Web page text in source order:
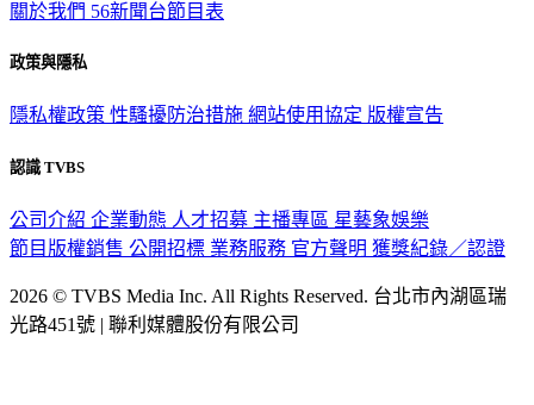
關於我們 56新聞台節目表
政策與隱私
隱私權政策 性騷擾防治措施 網站使用協定 版權宣告
認識 TVBS
公司介紹 企業動態 人才招募 主播專區 星藝象娛樂
節目版權銷售 公開招標 業務服務 官方聲明 獲獎紀錄／認證
2026 © TVBS Media Inc. All Rights Reserved. 台北市內湖區瑞
光路451號 | 聯利媒體股份有限公司